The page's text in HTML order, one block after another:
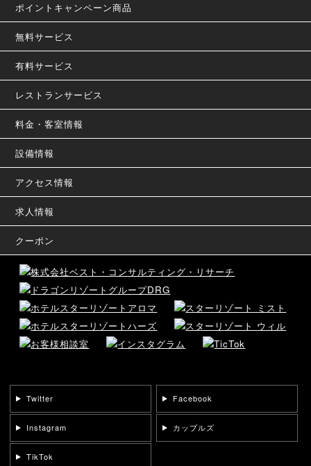
ポイントキャンペーン商品
無料サービス
有料サービス
レストランサービス
料金・客室情報
設備情報
アクセス情報
求人情報
クーポン
Twitter Facebook
Instagram カップルズ
TikTok